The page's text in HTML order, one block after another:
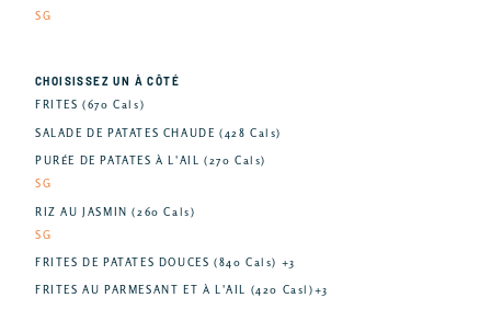
SG
CHOISISSEZ UN À CÔTÉ
FRITES (670 Cals)
SALADE DE PATATES CHAUDE (428 Cals)
PURÉE DE PATATES À L'AIL (270 Cals)
SG
RIZ AU JASMIN (260 Cals)
SG
FRITES DE PATATES DOUCES (840 Cals) +3
FRITES AU PARMESANT ET À L'AIL (420 Casl)+3